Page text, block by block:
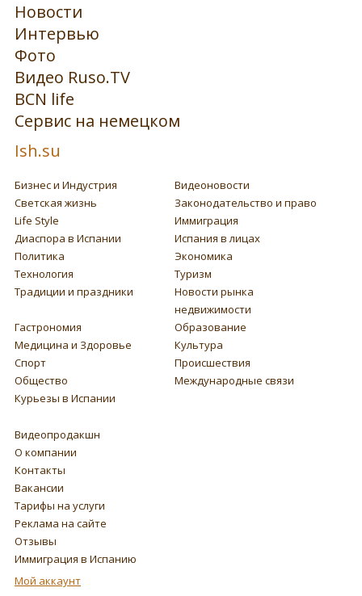
Новости
Интервью
Фото
Видео Ruso.TV
BCN life
Сервис на немецком
Ish.su
Бизнес и Индустрия
Видеоновости
Светская жизнь
Законодательство и право
Life Style
Иммиграция
Диаспора в Испании
Испания в лицах
Политика
Экономика
Технология
Туризм
Традиции и праздники
Новости рынка
недвижимости
Гастрономия
Образование
Медицина и Здоровье
Культура
Спорт
Происшествия
Общество
Международные связи
Курьезы в Испании
Видеопродакшн
О компании
Контакты
Вакансии
Тарифы на услуги
Реклама на сайте
Отзывы
Иммиграция в Испанию
Мой аккаунт